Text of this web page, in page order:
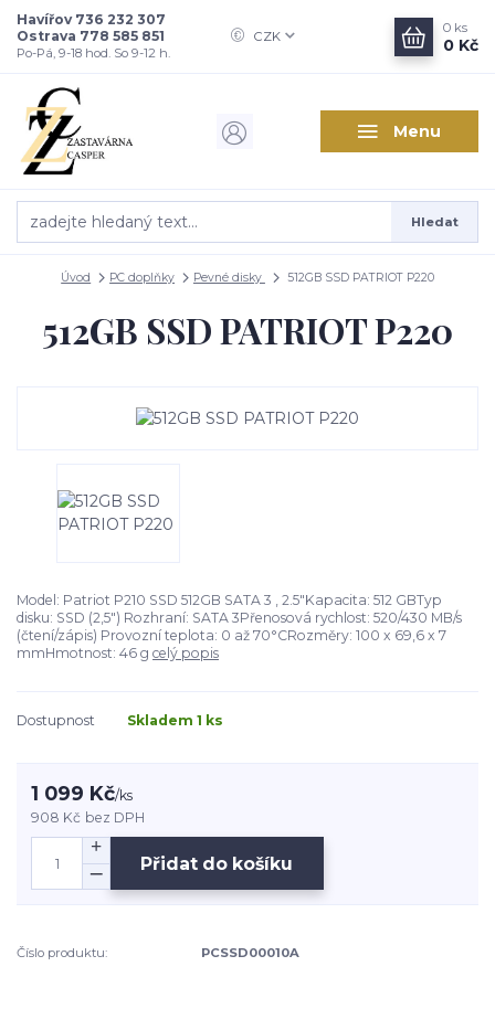
Menu
CZK
Hledat
Havířov 736 232 307
Ostrava 778 585 851
Po-Pá, 9-18 hod. So 9-12 h.
0 ks
0 Kč
Úvod PC doplňky Pevné disky 512GB SSD PATRIOT P220
512GB SSD PATRIOT P220
Model: Patriot P210 SSD 512GB SATA 3 , 2.5"Kapacita: 512 GBTyp
disku: SSD (2,5") Rozhraní: SATA 3Přenosová rychlost: 520/430 MB/s
(čtení/zápis) Provozní teplota: 0 až 70°CRozměry: 100 x 69,6 x 7
mmHmotnost: 46 g celý popis
Dostupnost Skladem 1 ks
1 099 Kč/ks
908 Kč bez DPH
Přidat do košíku
Číslo produktu: PCSSD00010A